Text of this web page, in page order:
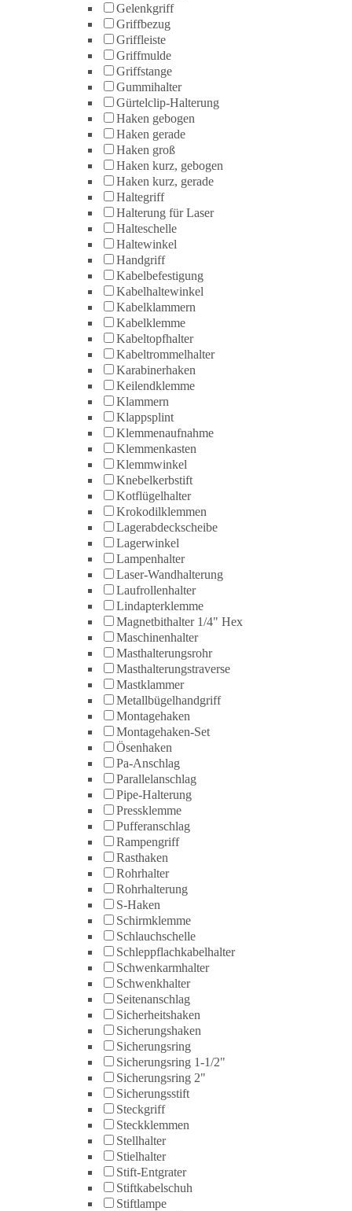
Gelenkgriff
Griffbezug
Griffleiste
Griffmulde
Griffstange
Gummihalter
Gürtelclip-Halterung
Haken gebogen
Haken gerade
Haken groß
Haken kurz, gebogen
Haken kurz, gerade
Haltegriff
Halterung für Laser
Halteschelle
Haltewinkel
Handgriff
Kabelbefestigung
Kabelhaltewinkel
Kabelklammern
Kabelklemme
Kabeltopfhalter
Kabeltrommelhalter
Karabinerhaken
Keilendklemme
Klammern
Klappsplint
Klemmenaufnahme
Klemmenkasten
Klemmwinkel
Knebelkerbstift
Kotflügelhalter
Krokodilklemmen
Lagerabdeckscheibe
Lagerwinkel
Lampenhalter
Laser-Wandhalterung
Laufrollenhalter
Lindapterklemme
Magnetbithalter 1/4" Hex
Maschinenhalter
Masthalterungsrohr
Masthalterungstraverse
Mastklammer
Metallbügelhandgriff
Montagehaken
Montagehaken-Set
Ösenhaken
Pa-Anschlag
Parallelanschlag
Pipe-Halterung
Pressklemme
Pufferanschlag
Rampengriff
Rasthaken
Rohrhalter
Rohrhalterung
S-Haken
Schirmklemme
Schlauchschelle
Schleppflachkabelhalter
Schwenkarmhalter
Schwenkhalter
Seitenanschlag
Sicherheitshaken
Sicherungshaken
Sicherungsring
Sicherungsring 1-1/2"
Sicherungsring 2"
Sicherungsstift
Steckgriff
Steckklemmen
Stellhalter
Stielhalter
Stift-Entgrater
Stiftkabelschuh
Stiftlampe